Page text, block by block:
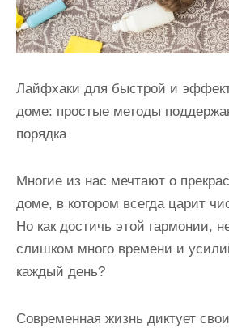
Лайфхаки для быстрой и
доме: простые методы
порядка
Многие из нас мечтают о
доме, в котором всегда царит
Но как достичь этой гармонии,
слишком много времени и
каждый день?
Современная жизнь диктует